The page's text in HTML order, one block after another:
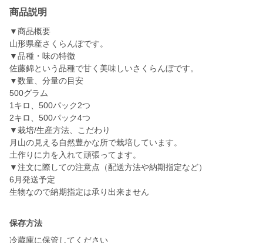
商品説明
▼商品概要
山形県産さくらんぼです。
▼品種・味の特徴
佐藤錦という品種で甘く美味しいさくらんぼです。
▼数量、分量の目安
500グラム
1キロ、500パック2つ
2キロ、500パック4つ
▼栽培/生産方法、こだわり
月山の見える自然豊かな所で栽培しています。
土作りに力を入れて頑張ってます。
▼注文に際しての注意点（配送方法や納期指定など）
6月発送予定
生物なので納期指定は承り出来ません
保存方法
冷蔵庫に保管してください